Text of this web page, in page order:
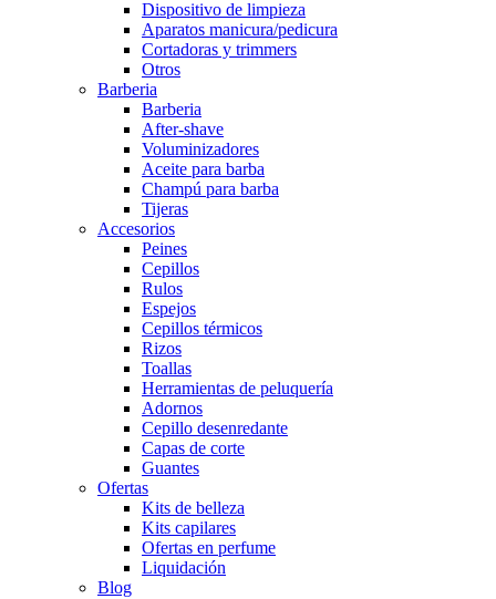
Dispositivo de limpieza
Aparatos manicura/pedicura
Cortadoras y trimmers
Otros
Barberia
Barberia
After-shave
Voluminizadores
Aceite para barba
Champú para barba
Tijeras
Accesorios
Peines
Cepillos
Rulos
Espejos
Cepillos térmicos
Rizos
Toallas
Herramientas de peluquería
Adornos
Cepillo desenredante
Capas de corte
Guantes
Ofertas
Kits de belleza
Kits capilares
Ofertas en perfume
Liquidación
Blog